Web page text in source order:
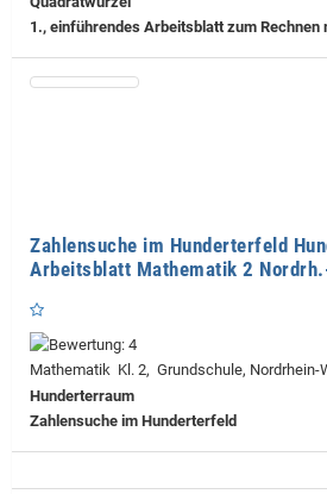
1., einführendes Arbeitsblatt zum Rechnen
Zahlensuche im Hunderterfeld
Arbeitsblatt Mathematik 2
Mathematik Kl. 2, Grundschule, Nordrhein-
Hunderterraum
Zahlensuche im Hunderterfeld